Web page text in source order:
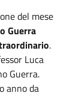
del mese
Guerra
.
Luca
Guerra.
anno da